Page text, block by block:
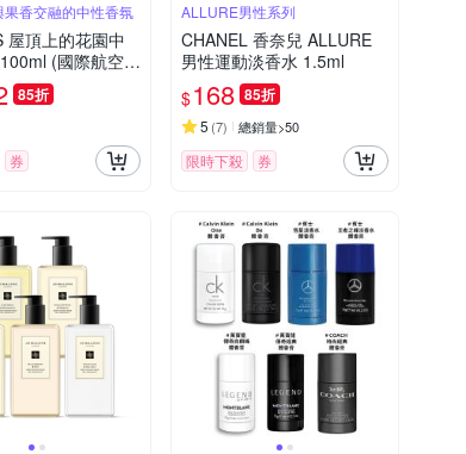
果香交融的中性香氛
屋頂上的花園中
(國際航空
85折
券
ALLURE男性系列
CHANEL 香奈兒 ALLURE
男性運動淡香水 1.5ml
$168 85折
5 (7) 總銷量>50
限時下殺 券